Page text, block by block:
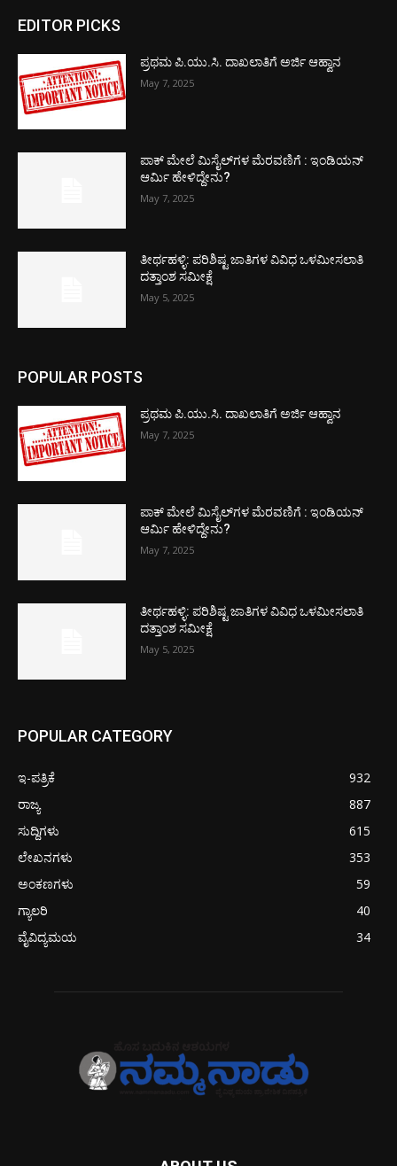
EDITOR PICKS
ಪ್ರಥಮ ಪಿ.ಯು.ಸಿ. ದಾಖಲಾತಿಗೆ ಅರ್ಜಿ ಆಹ್ವಾನ
May 7, 2025
ಪಾಕ್​ ಮೇಲೆ ಮಿಸೈಲ್​ಗಳ ಮೆರವಣಿಗೆ : ಇಂಡಿಯನ್
ಆರ್ಮಿ ಹೇಳಿದ್ದೇನು?
May 7, 2025
ತೀರ್ಥಹಳ್ಳಿ: ಪರಿಶಿಷ್ಟ ಜಾತಿಗಳ ವಿವಿಧ ಒಳಮೀಸಲಾತಿ
ದತ್ತಾಂಶ ಸಮೀಕ್ಷೆ
May 5, 2025
POPULAR POSTS
ಪ್ರಥಮ ಪಿ.ಯು.ಸಿ. ದಾಖಲಾತಿಗೆ ಅರ್ಜಿ ಆಹ್ವಾನ
May 7, 2025
ಪಾಕ್​ ಮೇಲೆ ಮಿಸೈಲ್​ಗಳ ಮೆರವಣಿಗೆ : ಇಂಡಿಯನ್
ಆರ್ಮಿ ಹೇಳಿದ್ದೇನು?
May 7, 2025
ತೀರ್ಥಹಳ್ಳಿ: ಪರಿಶಿಷ್ಟ ಜಾತಿಗಳ ವಿವಿಧ ಒಳಮೀಸಲಾತಿ
ದತ್ತಾಂಶ ಸಮೀಕ್ಷೆ
May 5, 2025
POPULAR CATEGORY
ಇ-ಪತ್ರಿಕೆ
932
ರಾಜ್ಯ
887
ಸುದ್ದಿಗಳು
615
ಲೇಖನಗಳು
353
ಅಂಕಣಗಳು
59
ಗ್ಯಾಲರಿ
40
ವೈವಿದ್ಯಮಯ
34